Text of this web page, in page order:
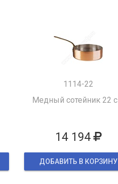
1114-22
Медный сотейник 22
14 194
ДОБАВИТЬ В КОРЗИНУ